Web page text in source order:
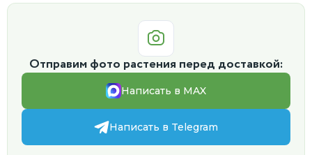
Отправим фото растения перед доставкой:
Написать в MAX
Написать в Telegram